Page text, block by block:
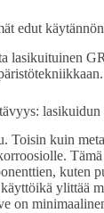
edut
lasikuituinen
lasikuidun
Toisin kuin
Tämä
kuten
ylittää
on